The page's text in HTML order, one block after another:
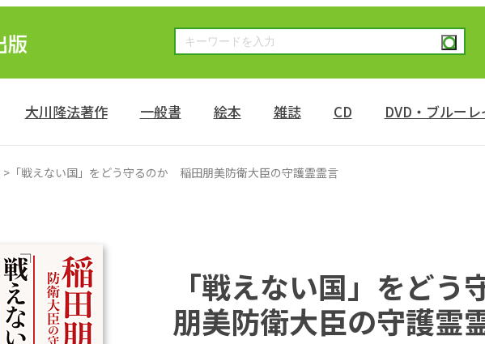
大川隆法著作 一般書 絵本 雑誌 CD DVD・ブルーレ
「戦えない国」をどう守るのか 稲田朋美防衛大臣の守護霊霊言
「戦えない国」をど
朋美防衛大臣の守護霊